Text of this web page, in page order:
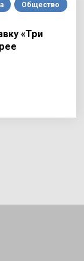
Общество
«Три